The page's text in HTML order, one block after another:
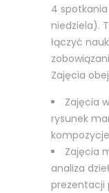
4
niedziela).
łączyć
Zajęcia
Zajęcia
rysunek
Zajęcia
analiza
prezentacji